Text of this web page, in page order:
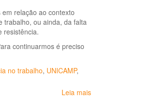
relação ao contexto
trabalho, ou ainda, da falta
resistência.
continuarmos é preciso
no trabalho, UNICAMP,
Leia mais